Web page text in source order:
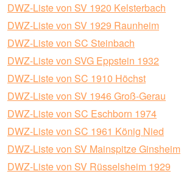
DWZ-Liste von SV 1920 Kelsterbach
DWZ-Liste von SV 1929 Raunheim
DWZ-Liste von SC Steinbach
DWZ-Liste von SVG Eppstein 1932
DWZ-Liste von SC 1910 Höchst
DWZ-Liste von SV 1946 Groß-Gerau
DWZ-Liste von SC Eschborn 1974
DWZ-Liste von SC 1961 König Nied
DWZ-Liste von SV Mainspitze Ginsheim
DWZ-Liste von SV Rüsselsheim 1929